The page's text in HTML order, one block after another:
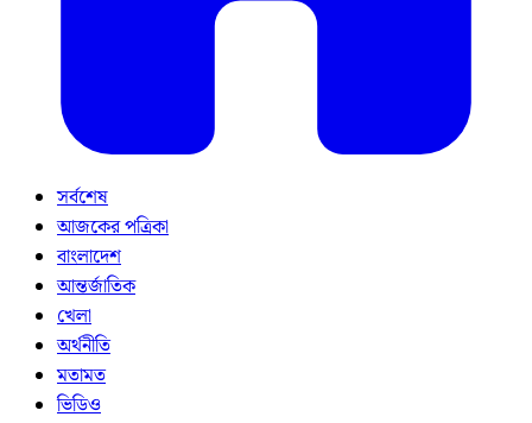
সর্বশেষ
আজকের পত্রিকা
বাংলাদেশ
আন্তর্জাতিক
খেলা
অর্থনীতি
মতামত
ভিডিও